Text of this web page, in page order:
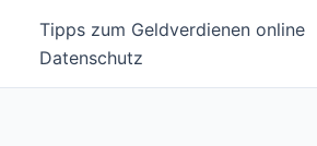
Tipps zum Geldverdienen online
Datenschutz